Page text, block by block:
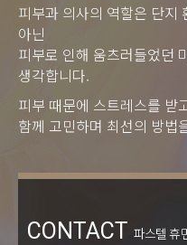
피부과 의사의 역할은 단지
아닌
피부로 인해 움츠러들었던
생각합니다.
피부 때문에 스트레스를 받
함께 고민하며 최선의 방법
CONTACT 파스텔 휴